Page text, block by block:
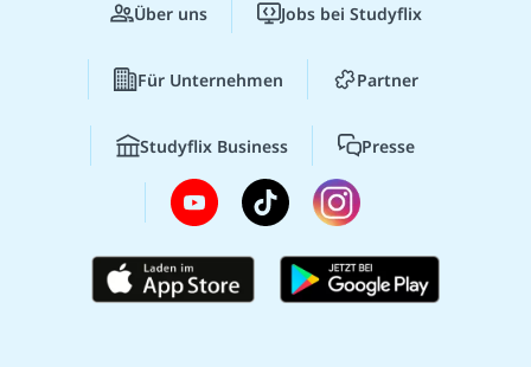
Über uns Jobs bei Studyflix
Für Unternehmen Partner
Studyflix Business Presse